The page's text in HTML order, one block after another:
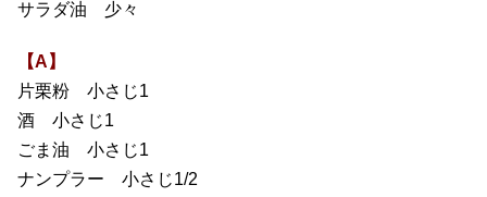
サラダ油 少々
【A】
片栗粉 小さじ1
酒 小さじ1
ごま油 小さじ1
ナンプラー 小さじ1/2